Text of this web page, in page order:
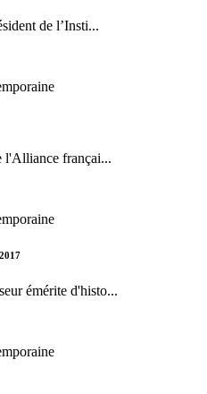
de l’Insti...
l'Alliance françai...
émérite d'histo...